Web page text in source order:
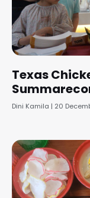
Texas
Dini Kamila 20